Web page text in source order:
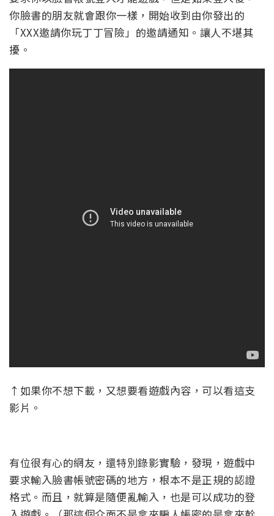
你臉書的朋友就會跟你一樣，開始收到由你發出的
「XXX邀請你玩丁丁冒險」的邀請通知。讓人不堪其
擾。
↑如果你不想下載，又想要看遊戲內容，可以看這支
影片。
有位很有心的網友，還特別錄影實驗，發現，遊戲中
要求輸入臉書帳號密碼的地方，根本不是正規的認證
格式。而且，就算是隨便亂輸入，也是可以成功的登